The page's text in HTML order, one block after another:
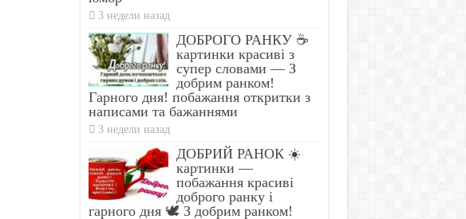
3 недели назад
ДОБРОГО РАНКУ ☕
картинки красиві з
супер словами — З
добрим ранком!
Гарного дня! побажання откритки з
написами та бажаннями
3 недели назад
ДОБРИЙ РАНОК ☀️
картинки —
побажання красиві
доброго ранку і
гарного дня 🕊️ З добрим ранком!